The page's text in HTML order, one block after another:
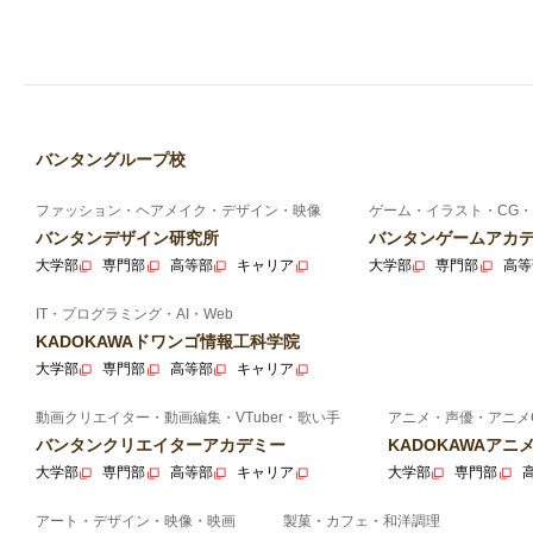
バンタングループ校
ファッション・ヘアメイク・デザイン・映像
バンタンデザイン研究所
大学部 専門部 高等部 キャリア
ゲーム・イラスト・CG
バンタンゲームアカ
大学部 専門部 高
IT・プログラミング・AI・Web
KADOKAWAドワンゴ情報工科学院
大学部 専門部 高等部 キャリア
動画クリエイター・動画編集・VTuber・歌い手
バンタンクリエイターアカデミー
大学部 専門部 高等部 キャリア
アニメ・声優・アニ
KADOKAWAアニ
大学部 専門部
アート・デザイン・映像・映画 製菓・カフェ・和洋調理